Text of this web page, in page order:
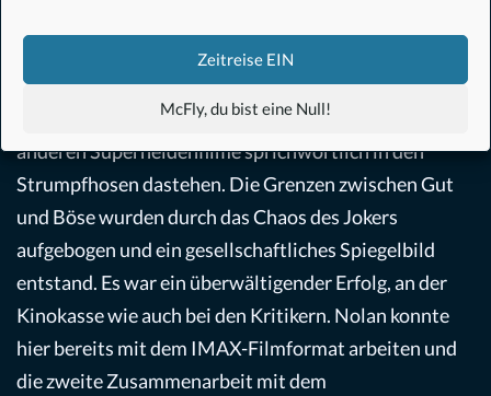
Zeitreise EIN
McFly, du bist eine Null!
. Der Film stellte jedoch alles Bisherige aus
diesem Genre in den Schatten. Schauspielerisch,
erzählerisch und inszenatorisch ließ dieser Film alle
anderen Superheldenfilme sprichwörtlich in den
Strumpfhosen dastehen. Die Grenzen zwischen Gut
und Böse wurden durch das Chaos des Jokers
aufgebogen und ein gesellschaftliches Spiegelbild
entstand. Es war ein überwältigender Erfolg, an der
Kinokasse wie auch bei den Kritikern. Nolan konnte
hier bereits mit dem IMAX-Filmformat arbeiten und
die zweite Zusammenarbeit mit dem